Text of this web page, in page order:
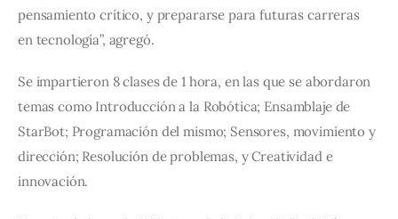
pensamiento crítico, y prepararse para futuras carreras
en tecnología”, agregó.
Se impartieron 8 clases de 1 hora, en las que se abordaron
temas como Introducción a la Robótica; Ensamblaje de
StarBot; Programación del mismo; Sensores, movimiento y
dirección; Resolución de problemas, y Creatividad e
innovación.